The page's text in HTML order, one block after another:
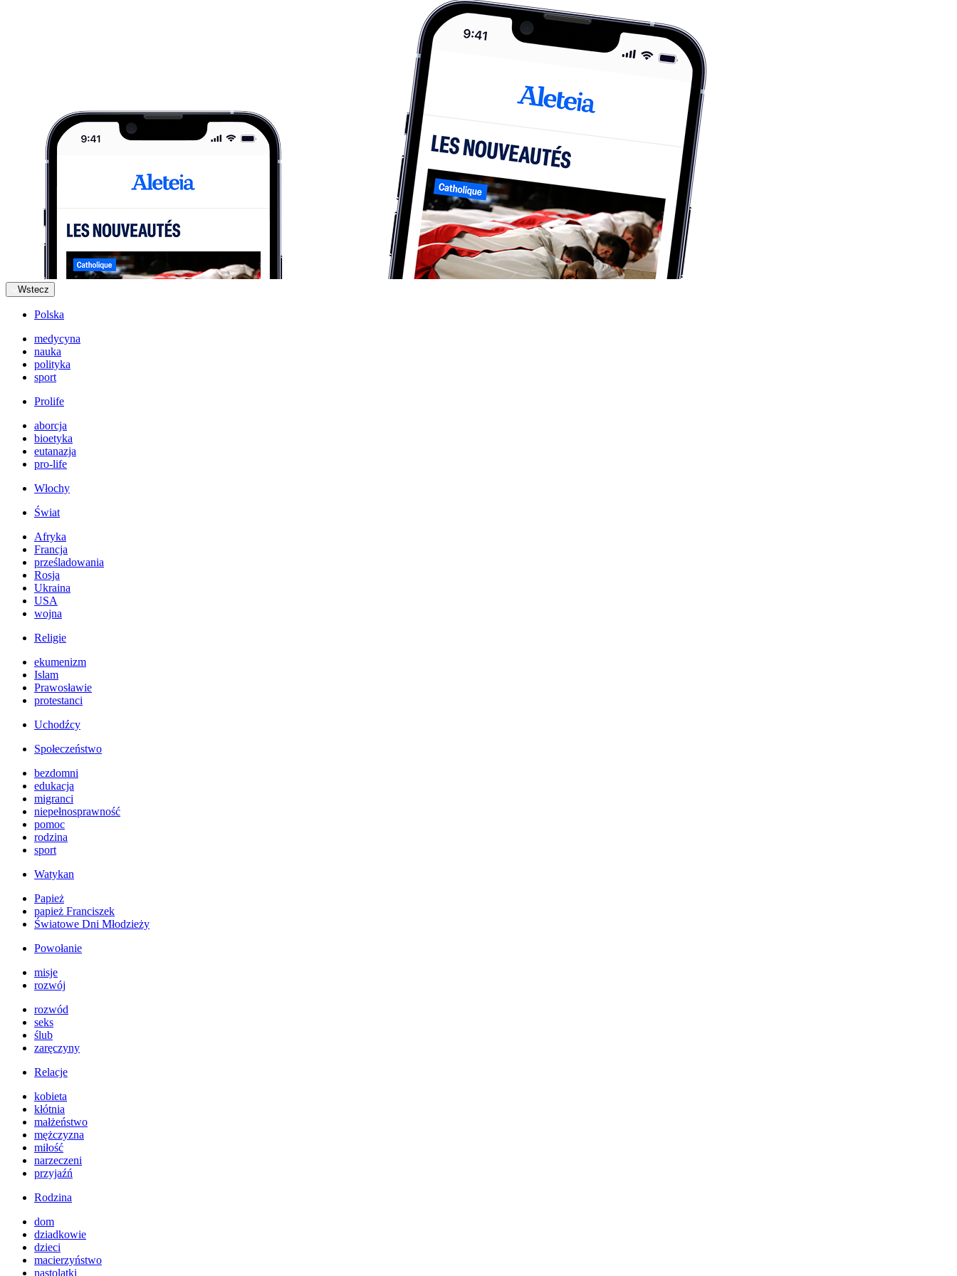
Wstecz
Polska
medycyna
nauka
polityka
sport
Prolife
aborcja
bioetyka
eutanazja
pro-life
Włochy
Świat
Afryka
Francja
prześladowania
Rosja
Ukraina
USA
wojna
Religie
ekumenizm
Islam
Prawosławie
protestanci
Uchodźcy
Społeczeństwo
bezdomni
edukacja
migranci
niepełnosprawność
pomoc
rodzina
sport
Watykan
Papież
papież Franciszek
Światowe Dni Młodzieży
Powołanie
misje
rozwój
rozwód
seks
ślub
zaręczyny
Relacje
kobieta
kłótnia
małżeństwo
mężczyzna
miłość
narzeczeni
przyjaźń
Rodzina
dom
dziadkowie
dzieci
macierzyństwo
nastolatki